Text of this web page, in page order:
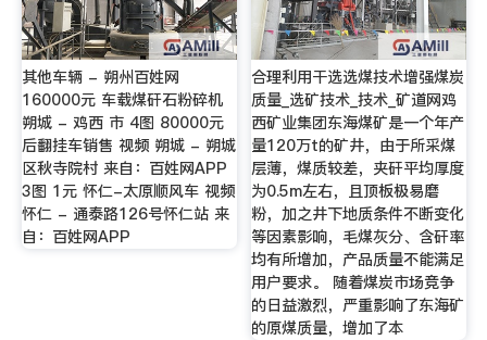
其他车辆 - 朔州百姓网
160000元 车载煤矸石粉碎机
朔城 - 鸡西 市 4图 80000元
后翻挂车销售 视频 朔城 - 朔城
区秋寺院村 来自：百姓网APP
3图 1元 怀仁-太原顺风车 视频
怀仁 - 通泰路126号怀仁站 来
自：百姓网APP
合理利用干选选煤技术增强煤炭
质量_选矿技术_技术_矿道网鸡
西矿业集团东海煤矿是一个年产
量120万t的矿井，由于所采煤
层薄，煤质较差，夹矸平均厚度
为0.5m左右，且顶板极易磨
粉，加之井下地质条件不断变化
等因素影响，毛煤灰分、含矸率
均有所增加，产品质量不能满足
用户要求。 随着煤炭市场竞争
的日益激烈，严重影响了东海矿
的原煤质量，增加了本